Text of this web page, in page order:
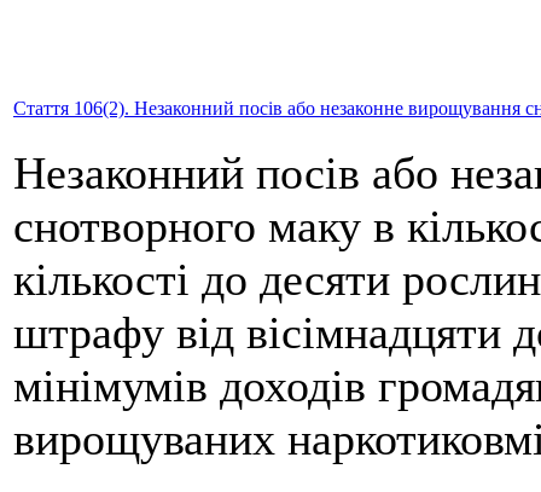
Стаття 106(2). Незаконний посів або незаконне вирощування
Незаконний посів або
снотворного маку в
кількості до десяти
штрафу від вісімнадцяти
мінімумів доходів
вирощуваних